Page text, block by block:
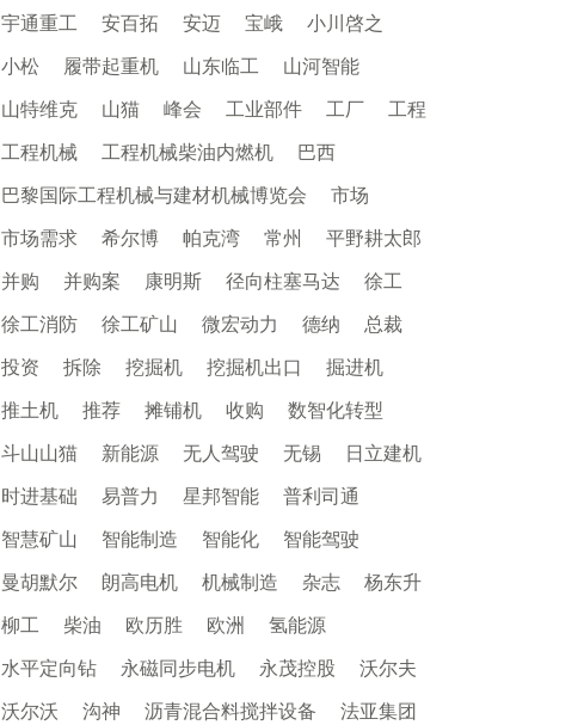
宇通重工
安百拓 安迈 宝峨
小川啓之
小松
履带起重机 山东临工
山河智能
山特维克
山猫 峰会 工业部件 工厂
工程
工程机械
工程机械柴油内燃机
巴西
巴黎国际工程机械与建材机械博览会
市场
市场需求
希尔博 帕克湾 常州
平野耕太郎
并购
并购案 康明斯 径向柱塞马达
徐工
徐工消防
徐工矿山 微宏动力 德纳
总裁
投资
拆除 挖掘机 挖掘机出口
掘进机
推土机
推荐 摊铺机 收购
数智化转型
斗山山猫
新能源 无人驾驶 无锡
日立建机
时进基础
易普力 星邦智能
普利司通
智慧矿山
智能制造 智能化
智能驾驶
曼胡默尔
朗高电机 机械制造 杂志
杨东升
柳工
柴油 欧历胜 欧洲
氢能源
水平定向钻
永磁同步电机 永茂控股
沃尔夫
沃尔沃
沟神 沥青混合料搅拌设备 法亚集团